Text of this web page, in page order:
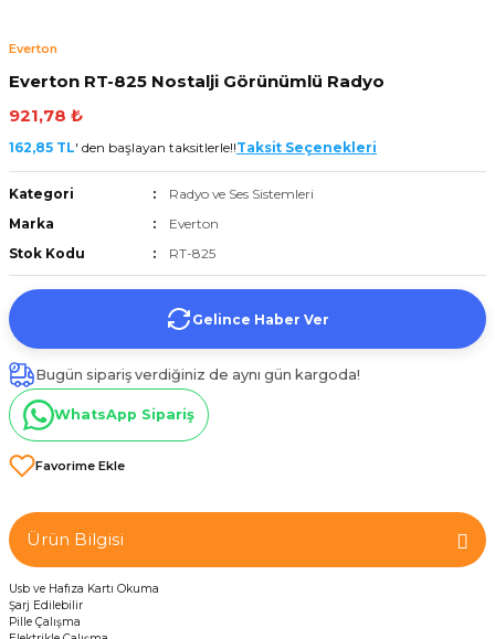
Gözü
Everton
Everton RT-825 Nostalji Görünümlü Radyo
921,78 ₺
162,85 TL' den başlayan taksitlerle!!Taksit Seçenekleri
Kategori
Radyo ve Ses Sistemleri
Marka
Everton
Stok Kodu
RT-825
Gelince Haber Ver
Bugün sipariş verdiğiniz de aynı gün kargoda!
WhatsApp Sipariş
Ürün Bilgisi
Usb ve Hafıza Kartı Okuma
Şarj Edilebilir
Pille Çalışma